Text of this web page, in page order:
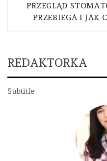
PRZEGLĄD
PRZEBIEGA I JAK
REDAKTORKA
Subtitle